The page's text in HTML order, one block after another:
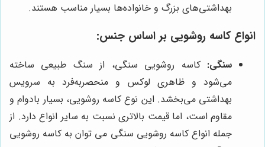
بهداشتی‌های بزرگ و خانواده‌ها بسیار مناسب هستند.
انواع کاسه روشویی بر اساس جنس:
سنگی: کاسه روشویی سنگی، از سنگ طبیعی ساخته
می‌شود و ظاهری لوکس و منحصربه‌فرد به سرویس
بهداشتی می‌بخشد. این نوع کاسه روشویی، بسیار بادوام و
مقاوم است، اما قیمت بالاتری نسبت به سایر انواع دارد. از
جمله انواع کاسه روشویی سنگی می توان به کاسه روشویی